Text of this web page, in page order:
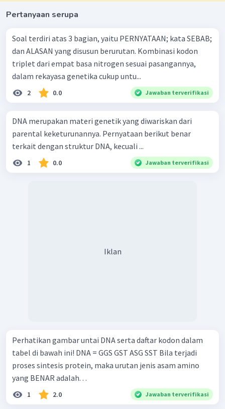
Pertanyaan serupa
Soal terdiri atas 3 bagian, yaitu PERNYATAAN; kata SEBAB;
dan ALASAN yang disusun berurutan. Kombinasi kodon
triplet dari empat basa nitrogen sesuai pasangannya,
dalam rekayasa genetika cukup untu...
2 0.0 Jawaban terverifikasi
DNA merupakan materi genetik yang diwariskan dari
parental keketurunannya. Pernyataan berikut benar
terkait dengan struktur DNA, kecuali ...
1 0.0 Jawaban terverifikasi
Iklan
Perhatikan gambar untai DNA serta daftar kodon dalam
tabel di bawah ini! DNA = GGS GST ASG SST Bila terjadi
proses sintesis protein, maka urutan jenis asam amino
yang BENAR adalah. . .
1 2.0 Jawaban terverifikasi